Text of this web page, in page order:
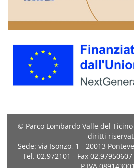
© Parco Lombardo Valle del
diritti
Sede: via Isonzo, 1 - 20013
Tel. 02.972101 - Fax
P.IVA